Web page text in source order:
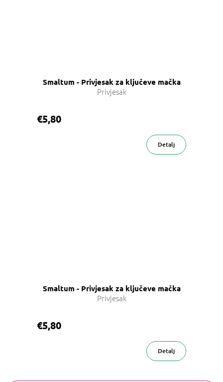
Smaltum - Privjesak za ključeve mačka
Privjesak
€5,80
Detalj
Smaltum - Privjesak za ključeve mačka
Privjesak
€5,80
Detalj